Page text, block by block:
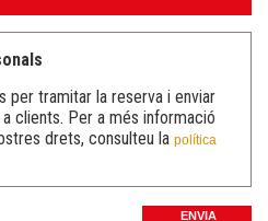
per tramitar la reserva i enviar
clients. Per a més informació
drets, consulteu la política